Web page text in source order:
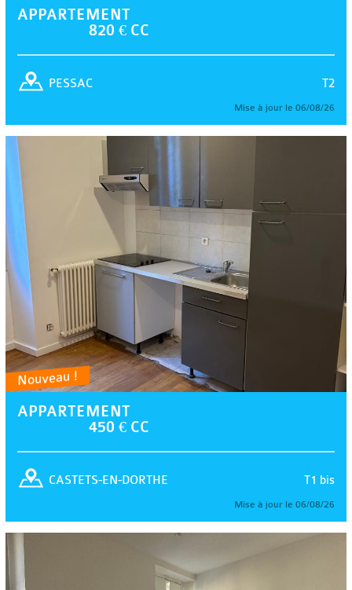
APPARTEMENT
820 € CC
T2
PESSAC
Mise à jour le 06/08/26
Nouveau !
APPARTEMENT
450 € CC
T1 bis
CASTETS-EN-DORTHE
Mise à jour le 06/08/26